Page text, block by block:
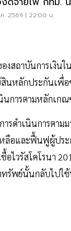
ปราการ
. 2569 | 22:00 น.
ถาบันการเงิน
หลักประกันเพื่อ
นการตามหลักเก
รดำเนินการตา
ลือและฟื้นฟูผู้ปร
อไวรัสโคโรนา
รัพย์นั้นกลับไปใ